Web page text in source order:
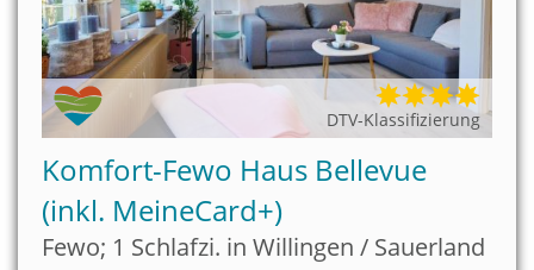
DTV-Klassifizierung
Komfort-Fewo Haus Bellevue
(inkl. MeineCard+)
Fewo; 1 Schlafzi. in Willingen / Sauerland